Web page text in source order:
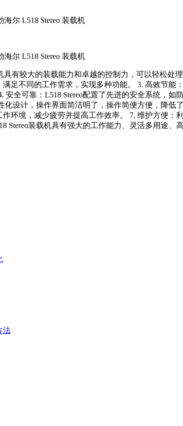
有较大的装载能力和卓越的控制力，可以轻松处
足不同的工作需求，实现多种功能。 3. 高效节能
全可靠：L518 Stereo配置了先进的安全系统，如
设计，操作界面简洁明了，操作简便方便，降低
环境，减少疲劳并提高工作效率。 7. 维护方便：
装载机具有强大的工作能力、灵活多用途、
法